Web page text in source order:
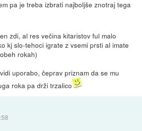
pa je treba izbrati najboljše znotraj tega
zdi, al res večina kitaristov ful malo
kj slo-tehoci igrate z vsemi prsti al imate
rokah)
uporabo, čeprav priznam da se mu
roka pa drži trzalico